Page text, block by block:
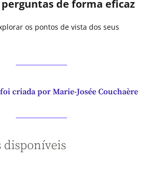
de forma eficaz
os pontos de vista dos seus
criada por Marie-Josée Couchaère
disponíveis